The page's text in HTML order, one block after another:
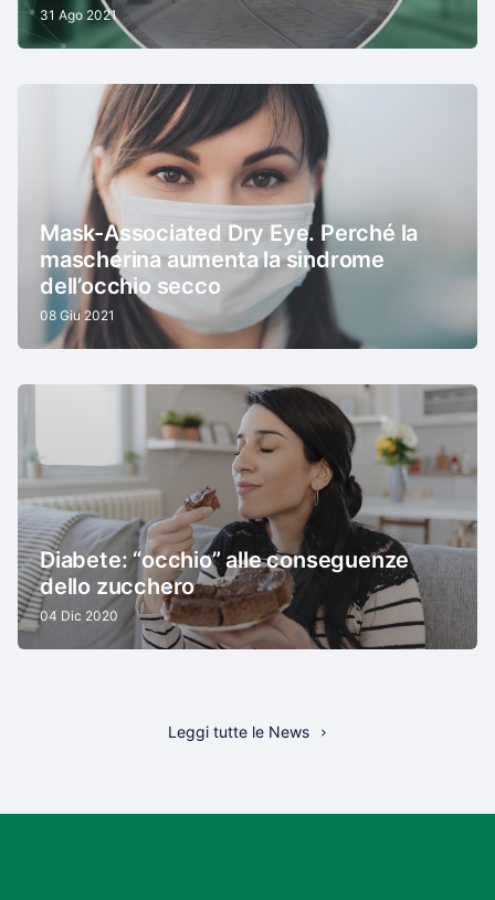
31 Ago 2021
Mask-Associated Dry Eye. Perché la
mascherina aumenta la sindrome
dell’occhio secco
08 Giu 2021
Diabete: “occhio” alle conseguenze
dello zucchero
04 Dic 2020
Leggi tutte le News